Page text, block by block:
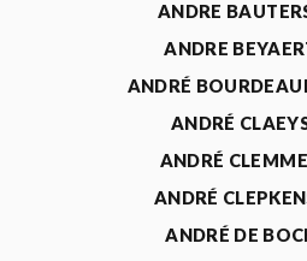
ANDRE
ANDRE
ANDRÉ
ANDRÉ
ANDRÉ
ANDRÉ
ANDRÉ DE